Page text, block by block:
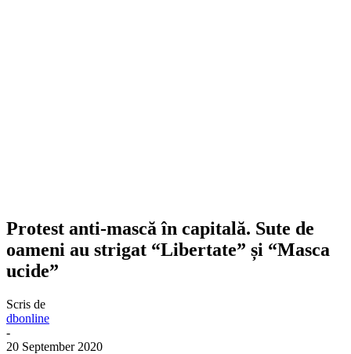
Protest anti-mască în capitală. Sute de
oameni au strigat “Libertate” și “Masca
ucide”
Scris de
dbonline
-
20 September 2020